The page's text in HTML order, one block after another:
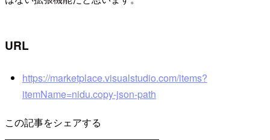
URL
https://marketplace.visualstudio.com/items?
itemName=nidu.copy-json-path
この記事をシェアする